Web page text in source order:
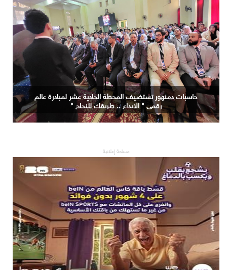
حاسبات دمنهور تستضيف المحطة الحادية عشر لمبادرة عالم
رقمي " الابداع .. طريقك للنجاح "
مساحة إعلانية